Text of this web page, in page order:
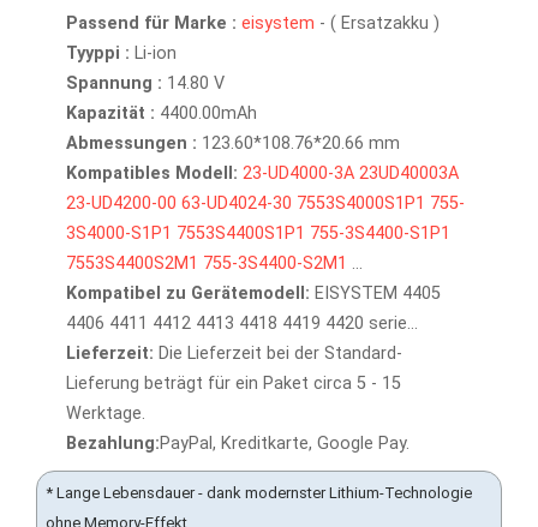
Passend für Marke : eisystem - ( Ersatzakku )
Tyyppi : Li-ion
Spannung : 14.80 V
Kapazität : 4400.00mAh
Abmessungen : 123.60*108.76*20.66 mm
Kompatibles Modell: 23-UD4000-3A 23UD40003A
23-UD4200-00 63-UD4024-30 7553S4000S1P1 755-
3S4000-S1P1 7553S4400S1P1 755-3S4400-S1P1
7553S4400S2M1 755-3S4400-S2M1 ...
Kompatibel zu Gerätemodell: EISYSTEM 4405
4406 4411 4412 4413 4418 4419 4420 serie...
Lieferzeit: Die Lieferzeit bei der Standard-
Lieferung beträgt für ein Paket circa 5 - 15
Werktage.
Bezahlung:PayPal, Kreditkarte, Google Pay.
* Lange Lebensdauer - dank modernster Lithium-Technologie
ohne Memory-Effekt